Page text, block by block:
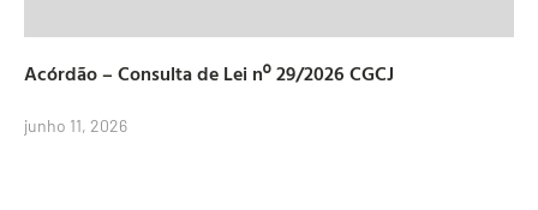
Acórdão – Consulta de Lei nº 29/2026 CGCJ
junho 11, 2026